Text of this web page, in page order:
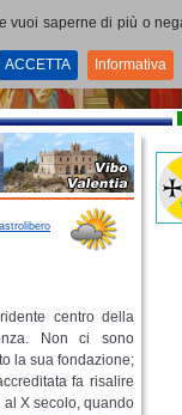
saperne di più o
ACCETTA Informativa
centro della
Non ci sono
la sua fondazione;
fa risalire
al X secolo, quando